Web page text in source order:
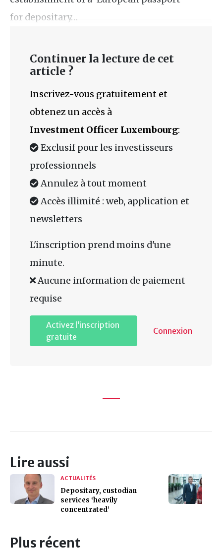
for depositary…
Continuer la lecture de cet
article ?
Inscrivez-vous gratuitement et
obtenez un accès à
Investment Officer Luxembourg:
Exclusif pour les investisseurs
professionnels
Annulez à tout moment
Accès illimité : web, application et
newsletters
L'inscription prend moins d'une
minute.
Aucune information de paiement
requise
Activez l’inscription
gratuite
Connexion
Lire aussi
ACTUALITÉS
Depositary, custodian
services ‘heavily
concentrated’
Plus récent